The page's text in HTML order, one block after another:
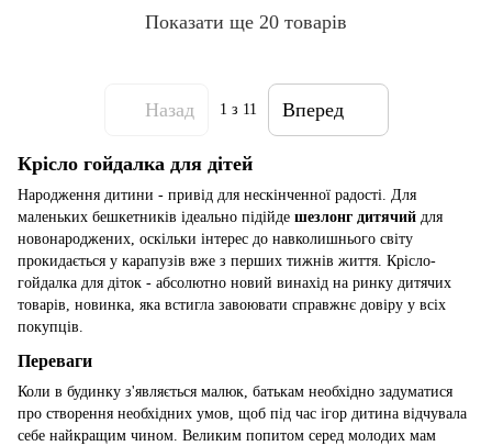
Показати ще 20 товарів
Назад 1 з 11 Вперед
Крісло гойдалка для дітей
Народження дитини - привід для нескінченної радості. Для
маленьких бешкетників ідеально підійде шезлонг дитячий для
новонароджених, оскільки інтерес до навколишнього світу
прокидається у карапузів вже з перших тижнів життя. Крісло-
гойдалка для діток - абсолютно новий винахід на ринку дитячих
товарів, новинка, яка встигла завоювати справжнє довіру у всіх
покупців.
Переваги
Коли в будинку з'являється малюк, батькам необхідно задуматися
про створення необхідних умов, щоб під час ігор дитина відчувала
себе найкращим чином. Великим попитом серед молодих мам